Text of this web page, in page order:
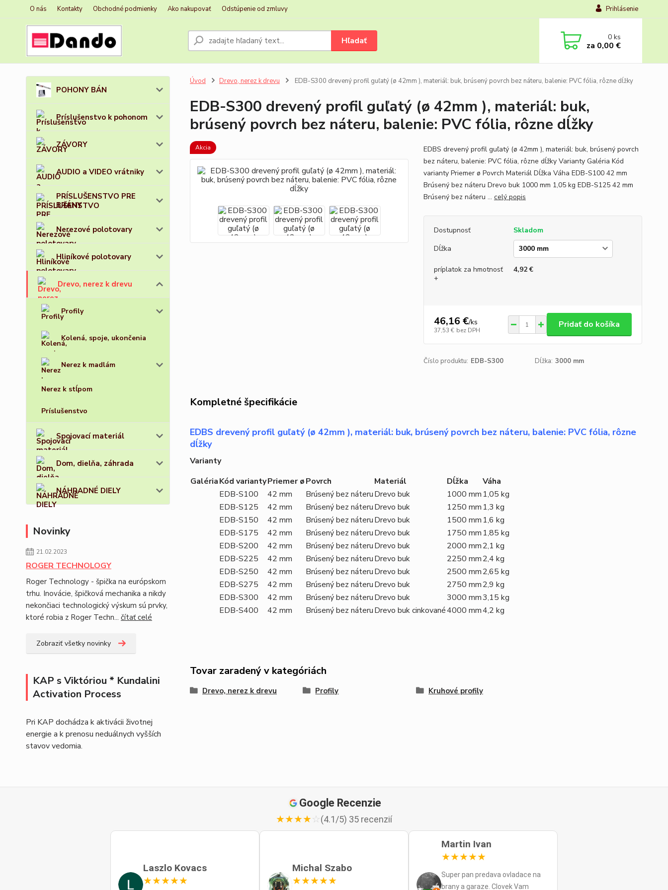
O nás Kontakty Obchodné podmienky Ako nakupovať Odstúpenie od zmluvy Prihlásenie
Hľadať 0ks
za 0,00 €
POHONY BÁN
Príslušenstvo k pohonom
ZÁVORY
AUDIO a VIDEO vrátniky
PRÍSLUŠENSTVO PRE
BRÁNY
Nerezové polotovary
Hliníkové polotovary
Drevo, nerez k drevu
Profily
Kolená, spoje, ukončenia
Nerez k madlám
Nerez k stĺpom
Príslušenstvo
Spojovací materiál
Dom, dielňa, záhrada
NÁHRADNÉ DIELY
Novinky
21.02.2023
ROGER TECHNOLOGY
Roger Technology - špička na európskom
trhu. Inovácie, špičková mechanika a nikdy
nekončiaci technologický výskum sú prvky,
ktoré robia z Roger Techn... čítať celé
Zobraziť všetky novinky
KAP s Viktóriou * Kundalini
Activation Process
Pri KAP dochádza k aktivácii životnej
energie a k prenosu neduálnych vyšších
stavov vedomia.
Úvod Drevo, nerez k drevu EDB-S300 drevený profil guľatý (ø 42mm ), materiál: buk, brúsený povrch bez náteru, balenie: PVC fólia, rôzne dĺžky
EDB-S300 drevený profil guľatý (ø 42mm ), materiál: buk,
brúsený povrch bez náteru, balenie: PVC fólia, rôzne dĺžky
Akcia
EDBS drevený profil guľatý (ø 42mm ), materiál: buk, brúsený povrch
bez náteru, balenie: PVC fólia, rôzne dĺžky Varianty Galéria Kód
varianty Priemer ø Povrch Materiál Dĺžka Váha EDB-S100 42 mm
Brúsený bez náteru Drevo buk 1000 mm 1,05 kg EDB-S125 42 mm
Brúsený bez náteru ... celý popis
Dostupnosť
Skladom
Dĺžka
príplatok za hmotnosť
+
4,92 €
46,16 €/ks
37,53 € bez DPH
Pridať do košíka
Číslo produktu: EDB-S300 Dĺžka: 3000 mm
Kompletné špecifikácie
EDBS drevený profil guľatý (ø 42mm ), materiál: buk, brúsený povrch bez náteru, balenie: PVC fólia, rôzne
dĺžky
Varianty
GalériaKód variantyPriemer øPovrch Materiál Dĺžka
Váha
EDB-S100
42 mm Brúsený bez náteruDrevo buk 1000 mm 1,05 kg
EDB-S125
42 mm Brúsený bez náteruDrevo buk 1250 mm 1,3 kg
EDB-S150
42 mm Brúsený bez náteruDrevo buk 1500 mm 1,6 kg
EDB-S175
42 mm Brúsený bez náteruDrevo buk 1750 mm 1,85 kg
EDB-S200
42 mm Brúsený bez náteruDrevo buk 2000 mm2,1 kg
EDB-S225
42 mm Brúsený bez náteruDrevo buk 2250 mm2,4 kg
EDB-S250
42 mm Brúsený bez náteruDrevo buk 2500 mm2,65 kg
EDB-S275
42 mm Brúsený bez náteruDrevo buk 2750 mm2,9 kg
EDB-S300
42 mm Brúsený bez náteruDrevo buk 3000 mm3,15 kg
EDB-S400
42 mm Brúsený bez náteruDrevo buk cinkované4000 mm4,2 kg
Tovar zaradený v kategóriách
Drevo, nerez k drevu Profily Kruhové profily
Google Recenzie
★★★★☆(4.1/5) 35 recenzií
Laszlo Kovacs
★★★★★
Michal Szabo
★★★★★
Martin Ivan
★★★★★
Super pan predava ovladace na
brany a garaze. Clovek Vam